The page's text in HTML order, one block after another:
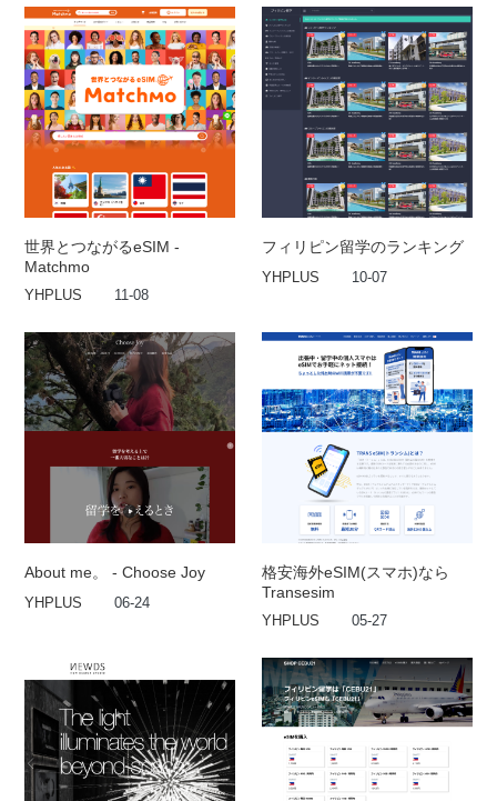
世界とつながるeSIM -
Matchmo
YHPLUS 11-08
フィリピン留学のランキング
YHPLUS 10-07
About me。 - Choose Joy
YHPLUS 06-24
格安海外eSIM(スマホ)なら
Transesim
YHPLUS 05-27